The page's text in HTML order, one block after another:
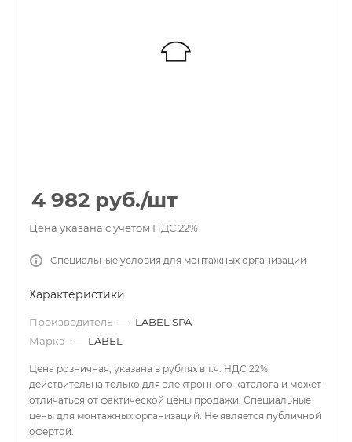
4 982 руб./шт
Цена указана с учетом НДС 22%
Специальные условия для монтажных организаций
Характеристики
Производитель — LABEL SPA
Марка — LABEL
Цена розничная, указана в рублях в т.ч. НДС 22%,
действительна только для электронного каталога и может
отличаться от фактической цены продажи. Специальные
цены для монтажных организаций. Не является публичной
офертой.